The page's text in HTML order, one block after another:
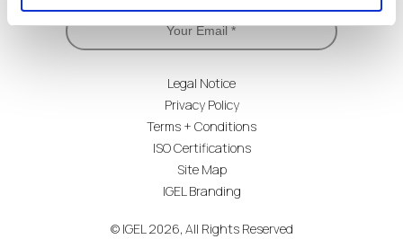
Legal Notice
Privacy Policy
Terms + Conditions
ISO Certifications
Site Map
IGEL Branding
© IGEL 2026, All Rights Reserved